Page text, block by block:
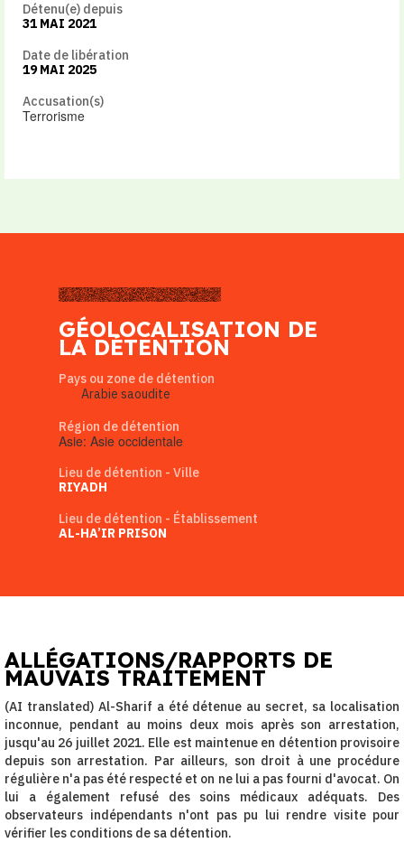
Détenu(e) depuis
31 MAI 2021
Date de libération
19 MAI 2025
Accusation(s)
Terrorisme
GÉOLOCALISATION DE
LA DÉTENTION
Pays ou zone de détention
Arabie saoudite
Région de détention
Asie: Asie occidentale
Lieu de détention - Ville
RIYADH
Lieu de détention - Établissement
AL-HA’IR PRISON
ALLÉGATIONS/RAPPORTS DE
MAUVAIS TRAITEMENT
(AI translated) Al-Sharif a été détenue au secret, sa localisation
inconnue, pendant au moins deux mois après son arrestation,
jusqu'au 26 juillet 2021. Elle est maintenue en détention provisoire
depuis son arrestation. Par ailleurs, son droit à une procédure
régulière n'a pas été respecté et on ne lui a pas fourni d'avocat. On
lui a également refusé des soins médicaux adéquats. Des
observateurs indépendants n'ont pas pu lui rendre visite pour
vérifier les conditions de sa détention.